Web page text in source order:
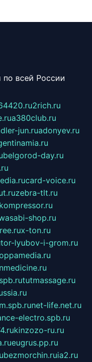
по всей России
2rich.ru
a380club.ru
jun.ruadonyev.ru
belgorod-day.ru
card-voice.ru
zebra-tlt.ru
shop.ru
x-ton.ru
tor-lyubov-i-grom.ru
tutmassage.ru
net-life.net.ru
electro.spb.ru
kinzozo-ru.ru
eugrus.pp.ru
bezmorchin.ruia2.ru